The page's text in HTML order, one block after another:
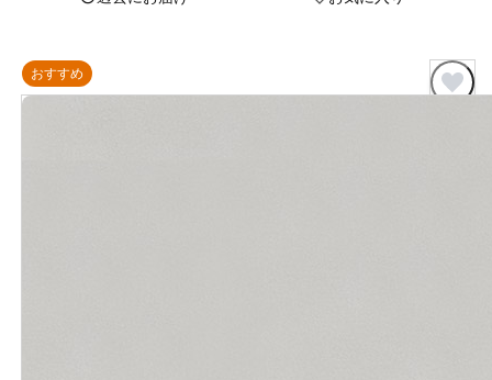
おすすめ